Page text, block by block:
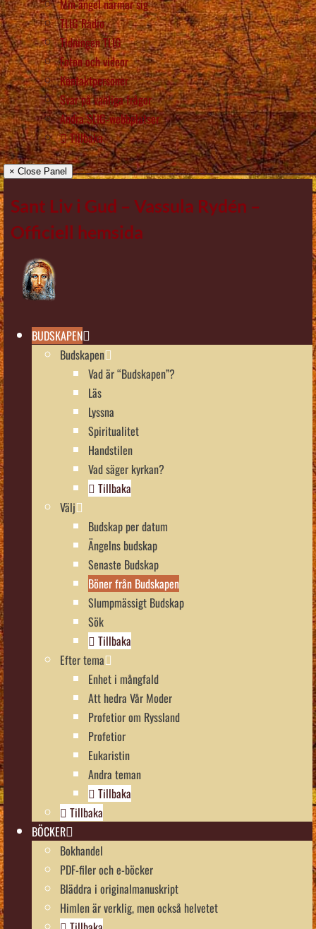
Min ängel närmar sig
TLIG Radio
Tidningen TLIG
Foton och videor
Kontaktpersoner
Svar på vanliga frågor
Andra SLIG-webbplatser
Tillbaka
× Close Panel
Sant Liv i Gud – Vassula Rydén –
Officiell hemsida
BUDSKAPEN
Budskapen
Vad är “Budskapen”?
Läs
Lyssna
Spiritualitet
Handstilen
Vad säger kyrkan?
Tillbaka
Välj
Budskap per datum
Ängelns budskap
Senaste Budskap
Böner från Budskapen
Slumpmässigt Budskap
Sök
Tillbaka
Efter tema
Enhet i mångfald
Att hedra Vår Moder
Profetior om Ryssland
Profetior
Eukaristin
Andra teman
Tillbaka
Tillbaka
BÖCKER
Bokhandel
PDF-filer och e-böcker
Bläddra i originalmanuskript
Himlen är verklig, men också helvetet